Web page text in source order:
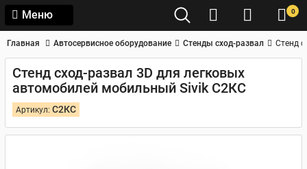
Меню 0
Главная Автосервисное оборудование Стенды сход-развал Стенд
Стенд сход-развал 3D для легковых
автомобилей мобильный Sivik С2КС
Артикул: С2КС